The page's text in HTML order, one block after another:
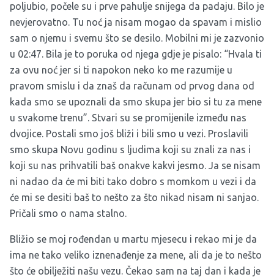
poljubio, počele su i prve pahulje snijega da padaju. Bilo je
nevjerovatno. Tu noć ja nisam mogao da spavam i mislio
sam o njemu i svemu što se desilo. Mobilni mi je zazvonio
u 02:47. Bila je to poruka od njega gdje je pisalo: “Hvala ti
za ovu noć jer si ti napokon neko ko me razumije u
pravom smislu i da znaš da računam od prvog dana od
kada smo se upoznali da smo skupa jer bio si tu za mene
u svakome trenu”. Stvari su se promijenile između nas
dvojice. Postali smo još bliži i bili smo u vezi. Proslavili
smo skupa Novu godinu s ljudima koji su znali za nas i
koji su nas prihvatili baš onakve kakvi jesmo. Ja se nisam
ni nadao da će mi biti tako dobro s momkom u vezi i da
će mi se desiti baš to nešto za što nikad nisam ni sanjao.
Pričali smo o nama stalno.
Bližio se moj rođendan u martu mjesecu i rekao mi je da
ima ne tako veliko iznenađenje za mene, ali da je to nešto
što će obilježiti našu vezu. Čekao sam na taj dan i kada je